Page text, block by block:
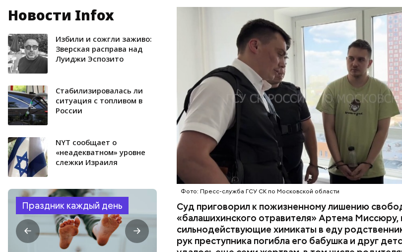
Новости Infox
Избили и сожгли заживо:
Зверская расправа над
Луиджи Эспозито
Стабилизировалась ли
ситуация с топливом в
России
NYT сообщает о
«неадекватном» уровне
слежки Израиля
Праздник каждый день
Фото: Пресс-служба ГСУ СК по Московской области
Суд приговорил к пожизненному лишению
«балашихинского отравителя» Артема
сильнодействующие химикаты в еду
рук преступника погибла его бабушка и друг
Все началось в июне, когда двое супругов
больницу с жалобами на плохое самочувствие.
поставить им точный диагноз, после чего
направили на экспертизу. В них специалисты
сильнодействующий химикат дихлорэтан, который
организм супругов случайно. То же самое
изъятой из квартиры пострадавших.
БАЛАШИХА
РОДИТЕЛИ
СЛЕДСТВЕННЫЙ КОМИТЕТ
ЭКСПЕРТИЗЫ